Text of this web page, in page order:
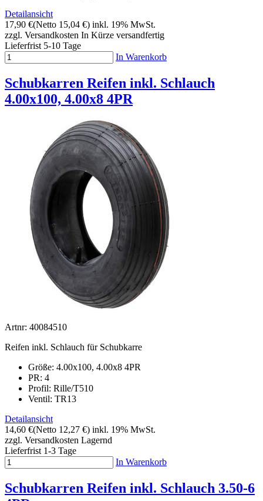
Detailansicht
17,90 €(Netto 15,04 €) inkl. 19% MwSt.
zzgl. Versandkosten In Kürze versandfertig
Lieferfrist 5-10 Tage
In Warenkorb
Schubkarren Reifen inkl. Schlauch
4.00x100, 4.00x8 4PR
Artnr: 40084510
Reifen inkl. Schlauch für Schubkarre
Größe: 4.00x100, 4.00x8 4PR
PR: 4
Profil: Rille/T510
Ventil: TR13
Detailansicht
14,60 €(Netto 12,27 €) inkl. 19% MwSt.
zzgl. Versandkosten Lagernd
Lieferfrist 1-3 Tage
In Warenkorb
Schubkarren Reifen inkl. Schlauch 3.50-6